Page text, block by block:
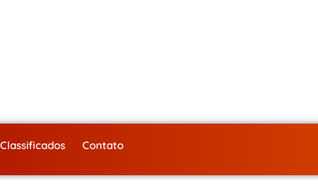
Classificados Contato